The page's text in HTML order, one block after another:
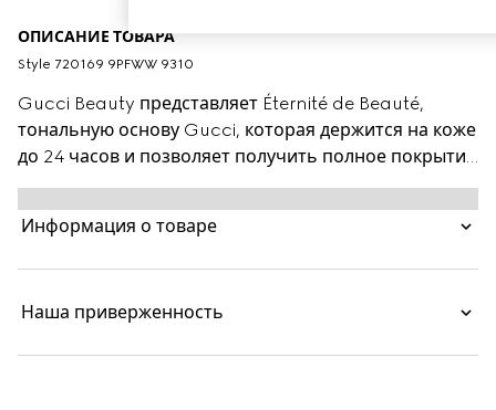
ОПИСАНИЕ ТОВАРА
Style ‎720169 9PFWW 9310
Gucci Beauty представляет Éternité de Beauté,
тональную основу Gucci, которая держится на коже
до 24 часов и позволяет получить полное покрытие
всего от одной капли. Легкая формула увлажняет и
успокаивает кожу, а мягкий матовый финиш
подчеркивает естественное сияние. Благодаря
тональная основа позволяет создать равномерное
Информация о товаре
Наша приверженность